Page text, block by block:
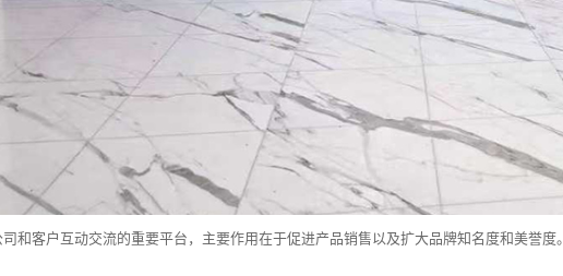
和客户互动交流的重要平台‌，主要作用在于‌促进产品销售以及扩大品牌知名度和美誉度‌。